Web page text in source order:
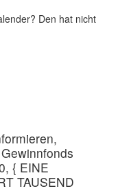
Den hat nicht
{ EINE
TAUSEND